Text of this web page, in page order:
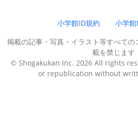
小学館ID規約
小学
掲載の記事・写真・イラスト等すべて
載を禁じます
© Shogakukan Inc. 2026 All rights
or republication without